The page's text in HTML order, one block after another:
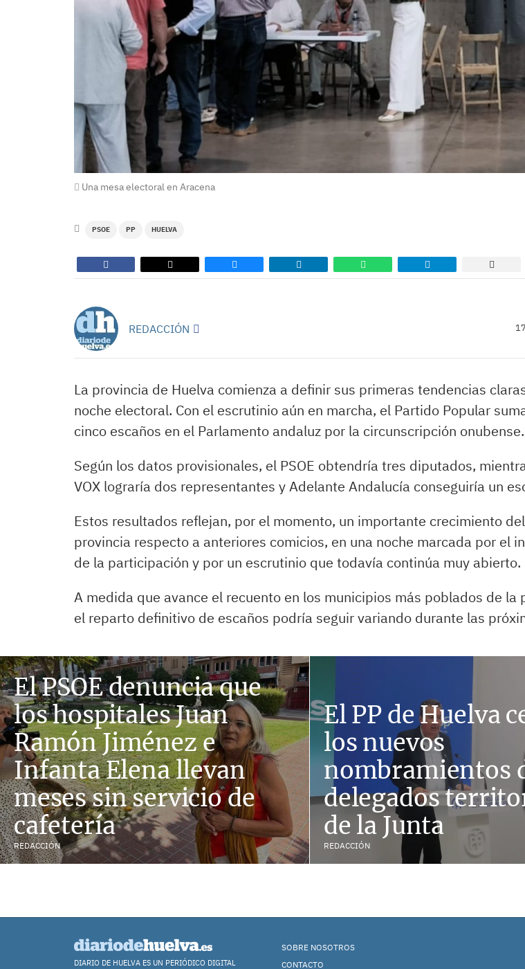
Una mesa electoral en Aracena
PSOE PP HUELVA
REDACCIÓN
La provincia de Huelva comienza a definir sus primeras tendencias
noche electoral. Con el escrutinio aún en marcha, el Partido Popular
cinco escaños en el Parlamento andaluz por la circunscripción onubense.
Según los datos provisionales, el PSOE obtendría tres diputados,
VOX lograría dos representantes y Adelante Andalucía conseguiría un
Estos resultados reflejan, por el momento, un importante crecimiento
provincia respecto a anteriores comicios, en una noche marcada por el
de la participación y por un escrutinio que todavía continúa muy abierto.
A medida que avance el recuento en los municipios más poblados de la
el reparto definitivo de escaños podría seguir variando durante las
El PSOE denuncia que
los hospitales Juan
Ramón Jiménez e
Infanta Elena llevan
meses sin servicio de
cafetería
REDACCIÓN
El PP de Huelva
los nuevos
nombramientos
delegados
de la Junta
REDACCIÓN
DIARIO DE HUELVA ES UN PERIÓDICO DIGITAL
SOBRE NOSOTROS
CONTACTO